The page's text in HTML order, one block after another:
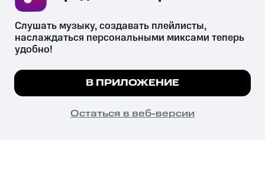
психотропных веществ, их аналогов причиняет вред здоровью,
их незаконный оборот запрещён и влечёт установленную
законодательством ответственность.
© 2026 ООО «КИОН».
Все права защищены
Мы используем куки, чтобы на сайте все
Подробнее
ПОНЯТНО
Слушать музыку, создавать плейлисты,
наслаждаться персональными миксами теперь
удобно!
В ПРИЛОЖЕНИЕ
Остаться в веб-версии